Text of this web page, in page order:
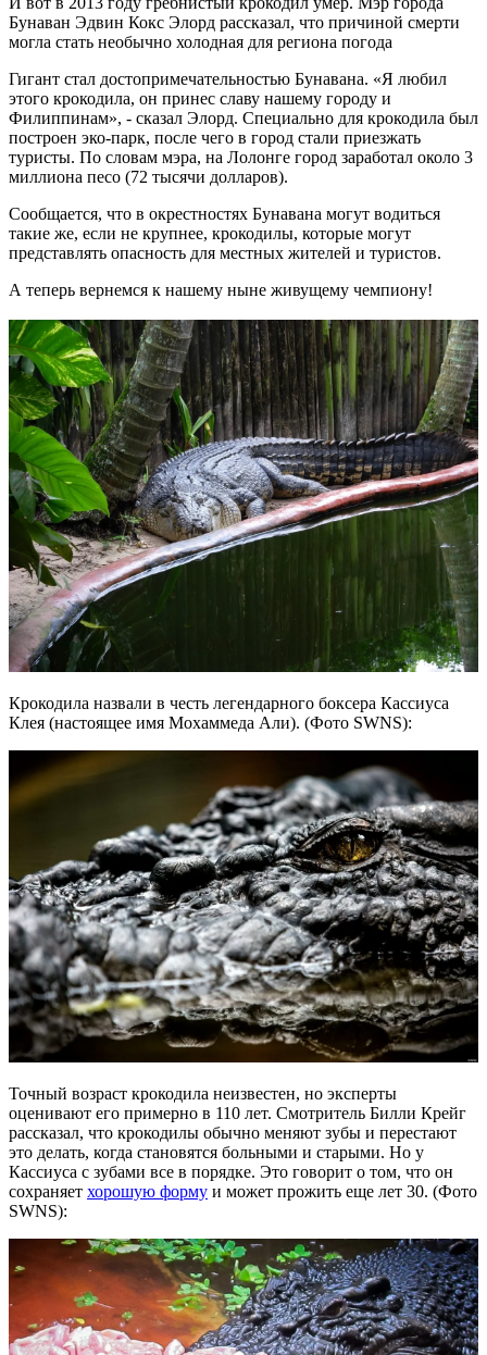
Бунаван Эдвин Кокс Элорд рассказал, что причиной смерти
могла стать необычно холодная для региона погода
Гигант стал достопримечательностью Бунавана. «Я любил
этого крокодила, он принес славу нашему городу и
Филиппинам», - сказал Элорд. Специально для крокодила был
построен эко-парк, после чего в город стали приезжать
туристы. По словам мэра, на Лолонге город заработал около 3
миллиона песо (72 тысячи долларов).
Сообщается, что в окрестностях Бунавана могут водиться
такие же, если не крупнее, крокодилы, которые могут
представлять опасность для местных жителей и туристов.
А теперь вернемся к нашему ныне живущему чемпиону!
Крокодила назвали в честь легендарного боксера Кассиуса
Клея (настоящее имя Мохаммеда Али). (Фото SWNS):
Точный возраст крокодила неизвестен, но эксперты
оценивают его примерно в 110 лет. Смотритель Билли Крейг
рассказал, что крокодилы обычно меняют зубы и перестают
это делать, когда становятся больными и старыми. Но у
Кассиуса с зубами все в порядке. Это говорит о том, что он
сохраняет хорошую форму и может прожить еще лет 30. (Фото
SWNS):